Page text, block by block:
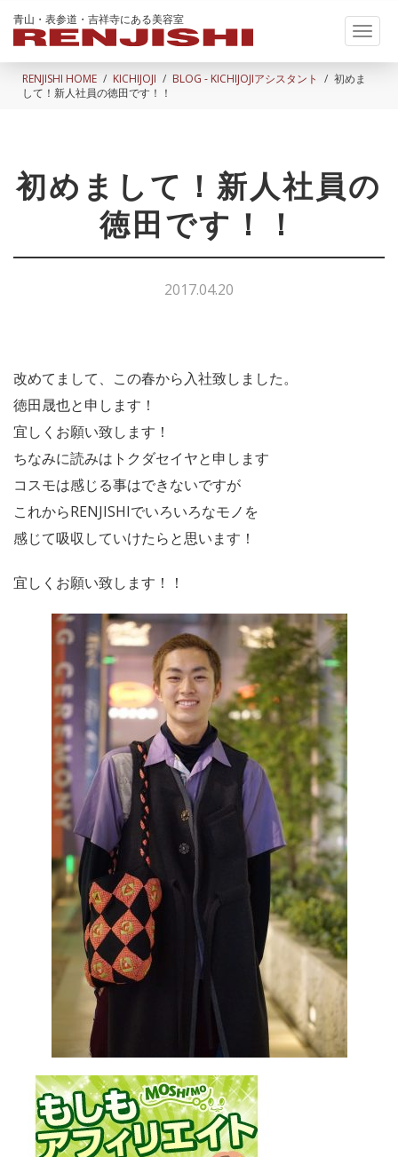
青山・表参道・吉祥寺にある美容室
RENJISHI HOME KICHIJOJI BLOG - KICHIJOJIアシスタント
初めま
して！新人社員の徳田です！！
初めまして！新人社員の
徳田です！！
2017.04.20
改めてまして、この春から入社致しました。
徳田晟也と申します！
宜しくお願い致します！
ちなみに読みはトクダセイヤと申します
コスモは感じる事はできないですが
これからRENJISHIでいろいろなモノを
感じて吸収していけたらと思います！
宜しくお願い致します！！